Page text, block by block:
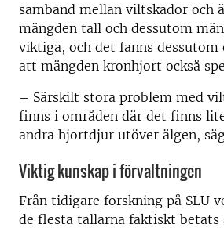
samband mellan viltskador och
mängden tall och dessutom
viktiga, och det fanns dessutom
att mängden kronhjort också
– Särskilt stora problem med
finns i områden där det finns
andra hjortdjur utöver älgen,
Viktig kunskap i förvaltningen
Från tidigare forskning på SLU
de flesta tallarna faktiskt betats